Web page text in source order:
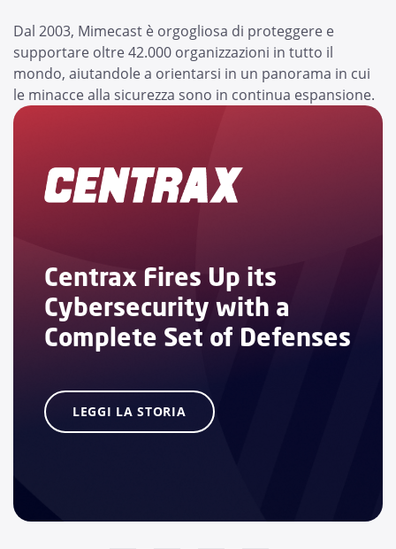
Dal 2003, Mimecast è orgogliosa di proteggere e
supportare oltre 42.000 organizzazioni in tutto il
mondo, aiutandole a orientarsi in un panorama in cui
le minacce alla sicurezza sono in continua espansione.
Centrax Fires Up its
Cybersecurity with a
Complete Set of Defenses
LEGGI LA STORIA